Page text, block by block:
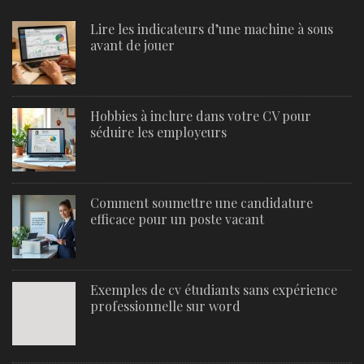
Lire les indicateurs d’une machine à sous
avant de jouer
Hobbies à inclure dans votre CV pour
séduire les employeurs
Comment soumettre une candidature
efficace pour un poste vacant
Exemples de cv étudiants sans expérience
professionnelle sur word